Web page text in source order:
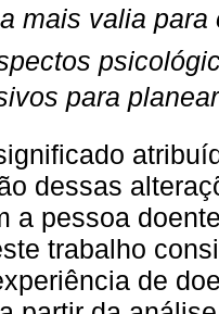
mais valia
para
dessas
a pessoa
trabalho
de